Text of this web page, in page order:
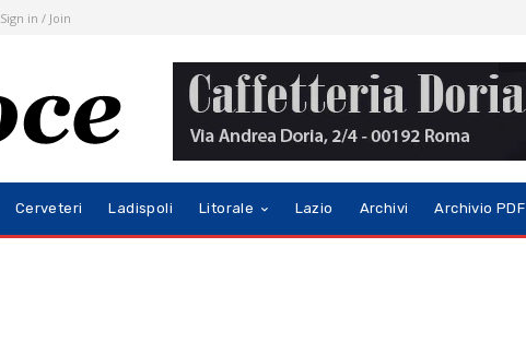
Sign in / Join
Cerveteri Ladispoli Litorale Lazio Archivi Archivio PDF